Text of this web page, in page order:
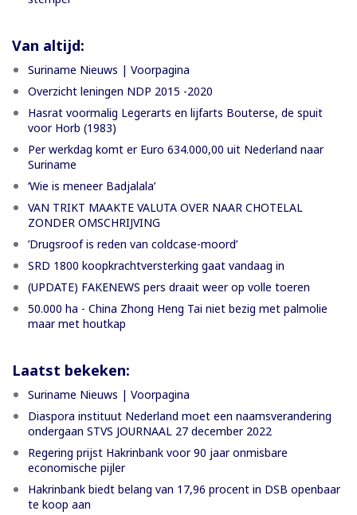
Van altijd:
Suriname Nieuws | Voorpagina
Overzicht leningen NDP 2015 -2020
Hasrat voormalig Legerarts en lijfarts Bouterse, de spuit
voor Horb (1983)
Per werkdag komt er Euro 634.000,00 uit Nederland naar
Suriname
‘Wie is meneer Badjalala’
VAN TRIKT MAAKTE VALUTA OVER NAAR CHOTELAL
ZONDER OMSCHRIJVING
’Drugsroof is reden van coldcase-moord’
SRD 1800 koopkrachtversterking gaat vandaag in
(UPDATE) FAKENEWS pers draait weer op volle toeren
50.000 ha - China Zhong Heng Tai niet bezig met palmolie
maar met houtkap
Laatst bekeken:
Suriname Nieuws | Voorpagina
Diaspora instituut Nederland moet een naamsverandering
ondergaan STVS JOURNAAL 27 december 2022
Regering prijst Hakrinbank voor 90 jaar onmisbare
economische pijler
Hakrinbank biedt belang van 17,96 procent in DSB openbaar
te koop aan